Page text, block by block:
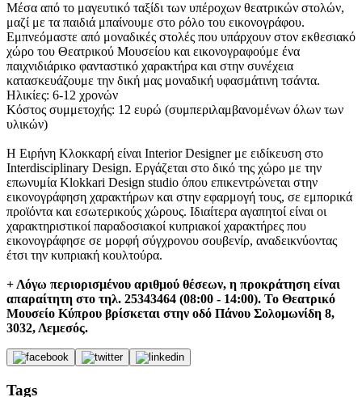
Μέσα από το μαγευτικό ταξίδι των υπέροχων θεατρικών στολών,
μαζί με τα παιδιά μπαίνουμε στο ρόλο του εικονογράφου.
Εμπνεόμαστε από μοναδικές στολές που υπάρχουν στον εκθεσιακό
χώρο του Θεατρικού Μουσείου και εικονογραφούμε ένα
παιχνιδιάρικο φανταστικό χαρακτήρα και στην συνέχεια
κατασκευάζουμε την δική μας μοναδική υφασμάτινη τσάντα.
Ηλικίες: 6-12 χρονών
Κόστος συμμετοχής: 12 ευρώ (συμπεριλαμβανομένων όλων των
υλικών)
Η Ειρήνη Κλοκκαρή είναι Interior Designer με ειδίκευση στο
Interdisciplinary Design. Εργάζεται στο δικό της χώρο με την
επωνυμία Klokkari Design studio όπου επικεντρώνεται στην
εικονογράφηση χαρακτήρων και στην εφαρμογή τους, σε εμπορικά
προϊόντα και εσωτερικούς χώρους. Ιδιαίτερα αγαπητοί είναι οι
χαρακτηριστικοί παραδοσιακοί κυπριακοί χαρακτήρες που
εικονογράφησε σε μορφή σύγχρονου σουβενίρ, αναδεικνύοντας
έτσι την κυπριακή κουλτούρα.
+ Λόγω περιορισμένου αριθμού θέσεων, η προκράτηση είναι
απαραίτητη στο τηλ. 25343464 (08:00 - 14:00). Το Θεατρικό
Μουσείο Κύπρου βρίσκεται στην οδό Πάνου Σολομωνίδη 8,
3032, Λεμεσός.
Tags